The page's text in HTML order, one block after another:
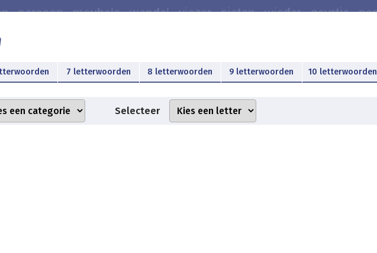
7 letterwoorden 8 letterwoorden 9 letterwoorden 10 letterwoorden
Selecteer